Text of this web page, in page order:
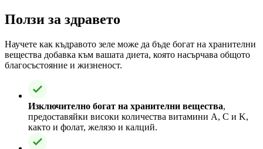
Ползи за здравето
Научете как къдравото зеле може да бъде богат на хранителни
вещества добавка към вашата диета, която насърчава общото
благосъстояние и жизненост.
Изключително богат на хранителни вещества,
предоставяйки високи количества витамини A, C и K,
както и фолат, желязо и калций.